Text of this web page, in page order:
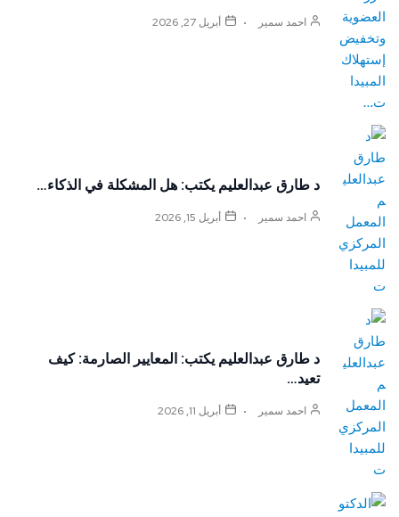
احمد سمير أبريل 27, 2026
د طارق عبدالعليم يكتب: هل المشكلة في الذكاء…
احمد سمير أبريل 15, 2026
د طارق عبدالعليم يكتب: المعايير الصارمة: كيف
تعيد…
احمد سمير أبريل 11, 2026